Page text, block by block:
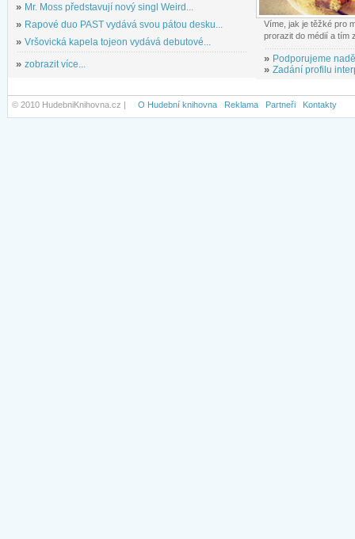
» Mr. Moss představují nový singl Weird...
» Rapové duo PAST vydává svou pátou desku...
» Vršovická kapela tojeon vydává debutové...
» zobrazit více...
Víme, jak je těžké pro
prorazit do médií a tím
» Podporujeme
» Zadání profilu
© 2010 HudebniKnihovna.cz | O Hudební knihovna Reklama Partneři Kontakty